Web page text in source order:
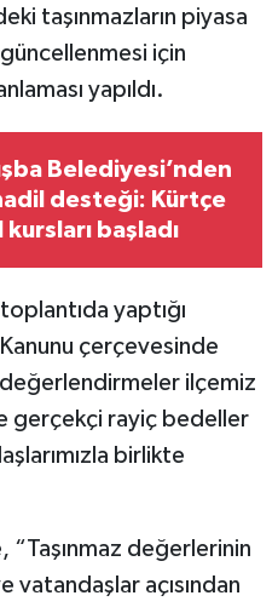
taşınmazların piyasa
için
yapıldı.
Belediyesi’nden
desteği: Kürtçe
kursları başladı
yaptığı
çerçevesinde
ilçemiz
gerçekçi rayiç bedeller
birlikte
“Taşınmaz değerlerinin
açısından